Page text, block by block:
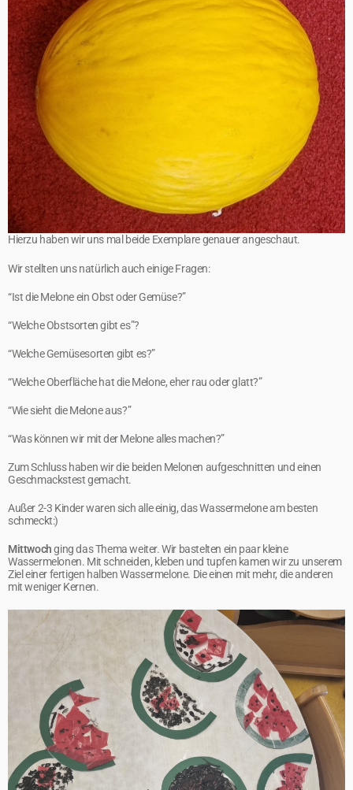
Hierzu haben wir uns mal beide Exemplare genauer angeschaut.
Wir stellten uns natürlich auch einige Fragen:
“Ist die Melone ein Obst oder Gemüse?”
“Welche Obstsorten gibt es”?
“Welche Gemüsesorten gibt es?”
“Welche Oberfläche hat die Melone, eher rau oder glatt?”
“Wie sieht die Melone aus?”
“Was können wir mit der Melone alles machen?”
Zum Schluss haben wir die beiden Melonen aufgeschnitten und einen
Geschmackstest gemacht.
Außer 2-3 Kinder waren sich alle einig, das Wassermelone am besten
schmeckt:)
Mittwochging das Thema weiter. Wir bastelten ein paar kleine
Wassermelonen. Mit schneiden, kleben und tupfen kamen wir zu unserem
Ziel einer fertigen halben Wassermelone. Die einen mit mehr, die anderen
mit weniger Kernen.